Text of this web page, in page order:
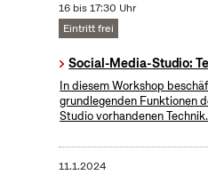
16 bis 17:30 Uhr
Eintritt frei
Social-Media-Studio:
In diesem Workshop
grundlegenden Funktionen
Studio vorhandenen Technik.
11.1.2024